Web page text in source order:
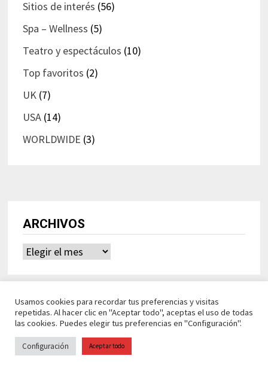
Sitios de interés (56)
Spa – Wellness (5)
Teatro y espectáculos (10)
Top favoritos (2)
UK(7)
USA(14)
WORLDWIDE (3)
ARCHIVOS
Archivos
Ideasdeocio Funciona conWordPress
Usamos cookies para recordar tus preferencias y visitas
repetidas. Al hacer clic en "Aceptar todo", aceptas el uso de todas
las cookies. Puedes elegir tus preferencias en "Configuración".
Configuración Aceptar todo